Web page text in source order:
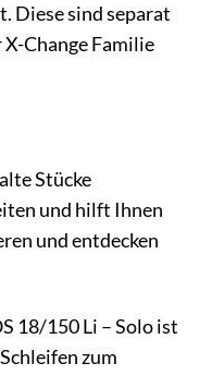
Diese sind separat
Change Familie
Stücke
und hilft Ihnen
und entdecken
18/150 Li – Solo ist
zum